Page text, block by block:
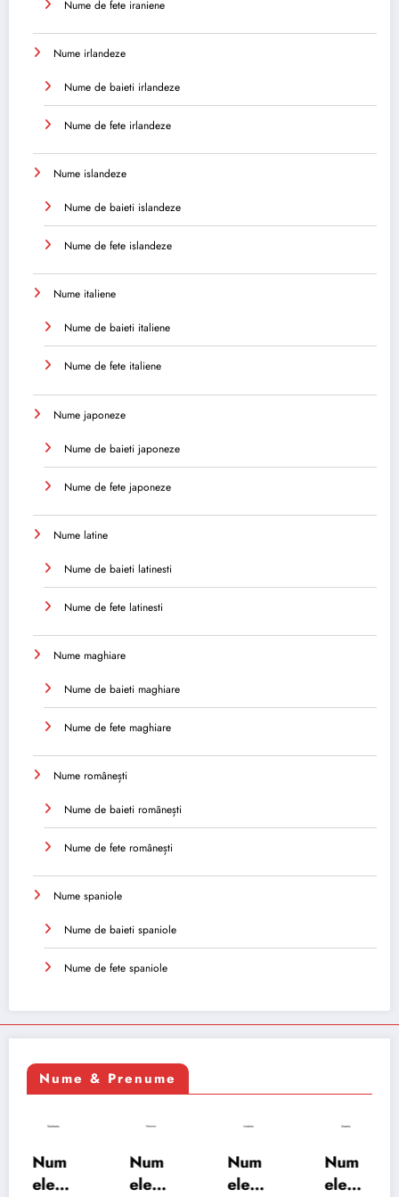
Nume de fete iraniene
Nume irlandeze
Nume de baieti irlandeze
Nume de fete irlandeze
Nume islandeze
Nume de baieti islandeze
Nume de fete islandeze
Nume italiene
Nume de baieti italiene
Nume de fete italiene
Nume japoneze
Nume de baieti japoneze
Nume de fete japoneze
Nume latine
Nume de baieti latinesti
Nume de fete latinesti
Nume maghiare
Nume de baieti maghiare
Nume de fete maghiare
Nume românești
Nume de baieti românești
Nume de fete românești
Nume spaniole
Nume de baieti spaniole
Nume de fete spaniole
Nume & Prenume
Num
ele
Num
ele
Num
ele
Num
ele